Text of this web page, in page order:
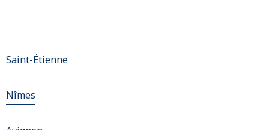
Saint-Étienne
Nîmes